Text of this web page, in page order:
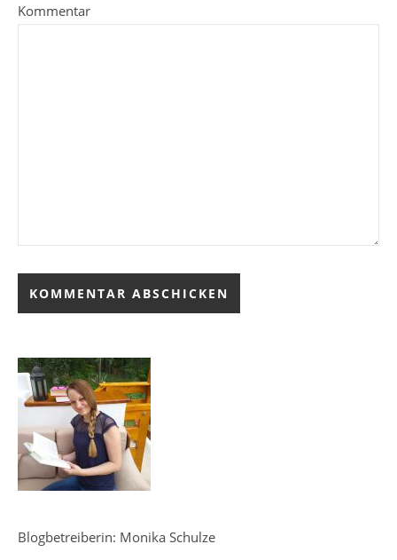
Kommentar
Blogbetreiberin: Monika Schulze